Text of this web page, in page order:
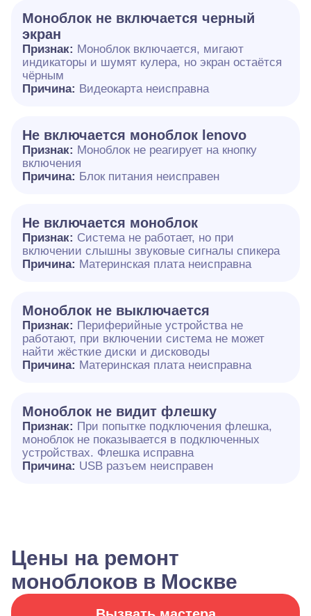
Моноблок не включается черный
экран
Признак: Моноблок включается, мигают
индикаторы и шумят кулера, но экран остаётся
чёрным
Причина: Видеокарта неисправна
Не включается моноблок lenovo
Признак: Моноблок не реагирует на кнопку
включения
Причина: Блок питания неисправен
Не включается моноблок
Признак: Система не работает, но при
включении слышны звуковые сигналы спикера
Причина: Материнская плата неисправна
Моноблок не выключается
Признак: Периферийные устройства не
работают, при включении система не может
найти жёсткие диски и дисководы
Причина: Материнская плата неисправна
Моноблок не видит флешку
Признак: При попытке подключения флешка,
моноблок не показывается в подключенных
устройствах. Флешка исправна
Причина: USB разъем неисправен
Цены на ремонт
моноблоков в Москве